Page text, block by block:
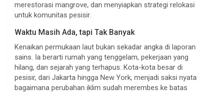
merestorasi mangrove, dan menyiapkan strategi relokasi
untuk komunitas pesisir.
Waktu Masih Ada, tapi Tak Banyak
Kenaikan permukaan laut bukan sekadar angka di laporan
sains. Ia berarti rumah yang tenggelam, pekerjaan yang
hilang, dan sejarah yang terhapus. Kota-kota besar di
pesisir, dari Jakarta hingga New York, menjadi saksi nyata
bagaimana perubahan iklim sudah merembes ke batas